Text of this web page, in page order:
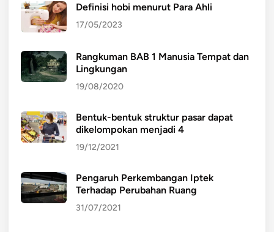
Definisi hobi menurut Para Ahli
17/05/2023
Rangkuman BAB 1 Manusia Tempat dan
Lingkungan
19/08/2020
Bentuk-bentuk struktur pasar dapat
dikelompokan menjadi 4
19/12/2021
Pengaruh Perkembangan Iptek
Terhadap Perubahan Ruang
31/07/2021